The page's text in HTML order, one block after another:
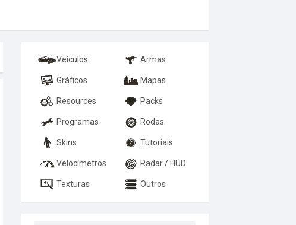
Veículos Armas
Gráficos Mapas
Resources Packs
Programas Rodas
Skins Tutoriais
Velocímetros Radar / HUD
Texturas Outros